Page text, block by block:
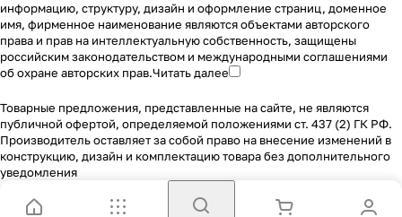
информацию, структуру, дизайн и оформление страниц, доменное
имя, фирменное наименование являются объектами авторского
права и прав на интеллектуальную собственность, защищены
российским законодательством и международными соглашениями
об охране авторских прав.Читать далее
Товарные предложения, представленные на сайте, не являются
публичной офертой, определяемой положениями ст. 437 (2) ГК РФ.
Производитель оставляет за собой право на внесение изменений в
конструкцию, дизайн и комплектацию товара без дополнительного
уведомления